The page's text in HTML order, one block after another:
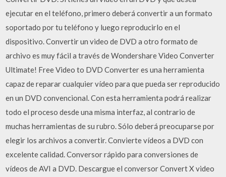
ejecutar en el teléfono, primero deberá convertir a un formato
soportado por tu teléfono y luego reproducirlo en el
dispositivo. Convertir un video de DVD a otro formato de
archivo es muy fácil a través de Wondershare Video Converter
Ultimate! Free Video to DVD Converter es una herramienta
capaz de reparar cualquier vídeo para que pueda ser reproducido
en un DVD convencional. Con esta herramienta podrá realizar
todo el proceso desde una misma interfaz, al contrario de
muchas herramientas de su rubro. Sólo deberá preocuparse por
elegir los archivos a convertir. Convierte vídeos a DVD con
excelente calidad. Conversor rápido para conversiones de
vídeos de AVI a DVD. Descargue el conversor Convert X video